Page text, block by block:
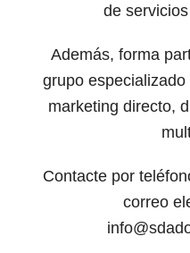
de
Además, forma
grupo
marketing directo,
Contacte por
correo